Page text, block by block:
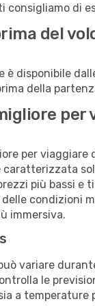
consigliamo di
del
è disponibile
della
per
per
caratterizzata
più bassi e
condizioni
immersiva.
variare
le
a temperature